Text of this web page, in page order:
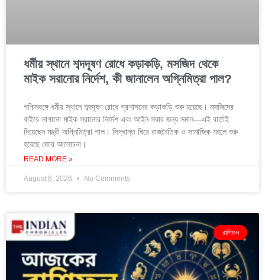
ধর্মীয় স্থানে শব্দদূষণ রোধে কড়াকড়ি, মসজিদ থেকে
মাইক সরানোর নির্দেশ, কী জানালেন অগ্নিমিত্রা পাল?
পশ্চিমবঙ্গে ধর্মীয় স্থানে শব্দদূষণ রোধে প্রশাসনের কড়াকড়ি শুরু হয়েছে। মসজিদের
বাইরে লাগানো মাইক সরানোর নির্দেশ এবং আইন সবার জন্য সমান—এই বার্তাই
দিয়েছেন মন্ত্রী অগ্নিমিত্রা পাল। সিদ্ধান্ত ঘিরে রাজনৈতিক ও সামাজিক মহলে শুরু
হয়েছে জোর আলোচনা।
READ MORE »
August 6, 2026 No Comments
রাশিফল